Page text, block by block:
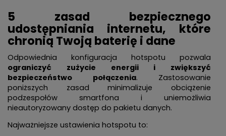
5 zasad bezpiecznego
udostępniania internetu, które
chronią Twoją baterię i dane
Odpowiednia konfiguracja hotspotu pozwala
ograniczyć zużycie energii i zwiększyć
bezpieczeństwo połączenia. Zastosowanie
poniższych zasad minimalizuje obciążenie
podzespołów smartfona i uniemożliwia
nieautoryzowany dostęp do pakietu danych.
Najważniejsze ustawienia hotspotu to: